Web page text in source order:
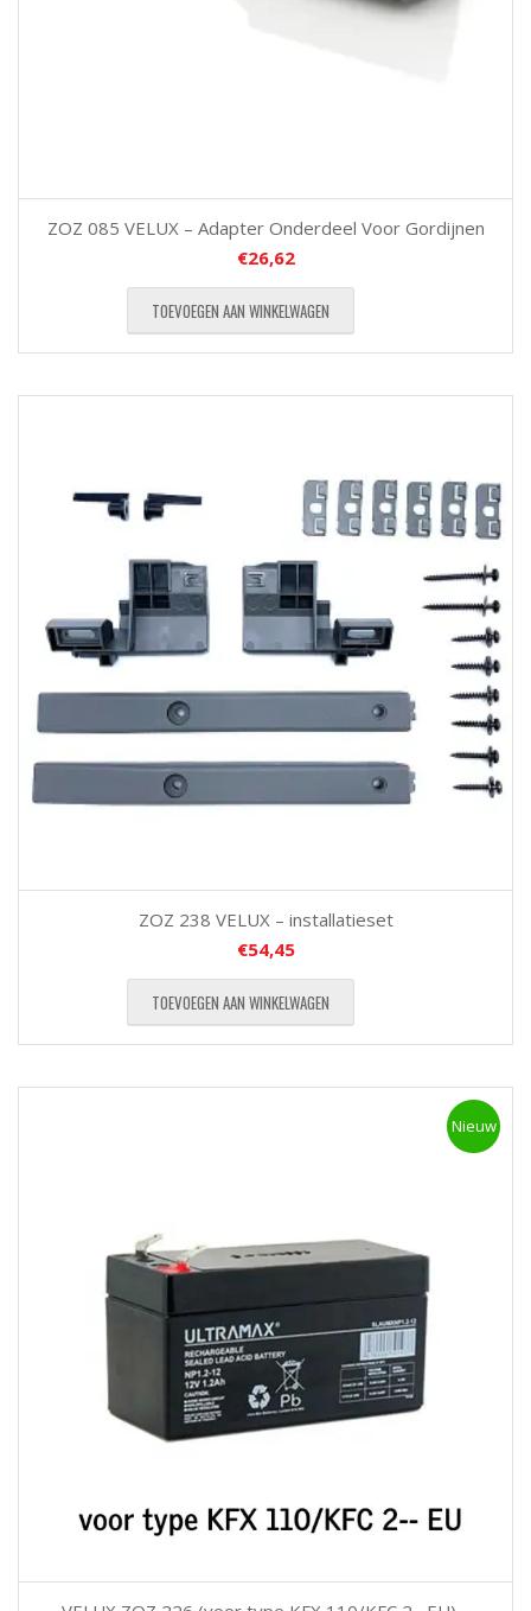
ZOZ 085 VELUX – Adapter Onderdeel Voor Gordijnen
€26,62
TOEVOEGEN AAN WINKELWAGEN
ZOZ 238 VELUX – installatieset
€54,45
TOEVOEGEN AAN WINKELWAGEN
Nieuw